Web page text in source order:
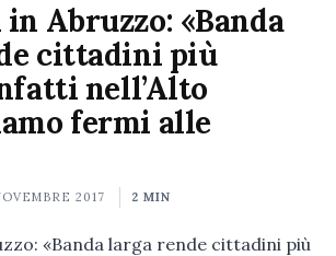
Abruzzo: «Banda
cittadini più
nell’Alto
fermi alle
2017 2 MIN
«Banda larga rende cittadini più